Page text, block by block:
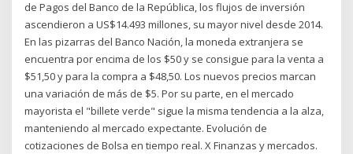
de Pagos del Banco de la República, los flujos de inversión
ascendieron a US$14.493 millones, su mayor nivel desde 2014.
En las pizarras del Banco Nación, la moneda extranjera se
encuentra por encima de los $50 y se consigue para la venta a
$51,50 y para la compra a $48,50. Los nuevos precios marcan
una variación de más de $5. Por su parte, en el mercado
mayorista el "billete verde" sigue la misma tendencia a la alza,
manteniendo al mercado expectante. Evolución de
cotizaciones de Bolsa en tiempo real. X Finanzas y mercados.